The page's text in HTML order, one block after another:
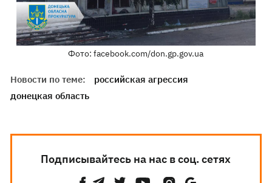
Фото: facebook.com/don.gp.gov.ua
Новости по теме:
российская агрессия
донецкая область
Подписывайтесь на нас в соц. сетях